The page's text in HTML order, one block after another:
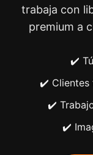
trabaja con
premium a
✔️
✔️ Clientes
✔️
✔️